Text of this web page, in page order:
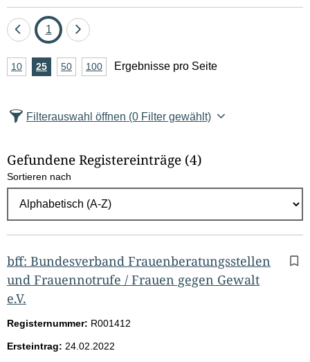
Eine
zurück
Seite
1
Eine
vor
A
z
l
E
g
e
b
n
i
s
10Ergebnisse
25Ergebnisse
50Ergebnisse
100Ergebnisse
Ergebnisse pro Seite
Filterauswahl öffnen (0 Filter gewählt)
Gefundene Registereinträge (4)
Sortieren nach
bff: Bundesverband Frauenberatungsstellen
und Frauennotrufe / Frauen gegen Gewalt
e.V.
Registernummer: R001412
Ersteintrag: 24.02.2022